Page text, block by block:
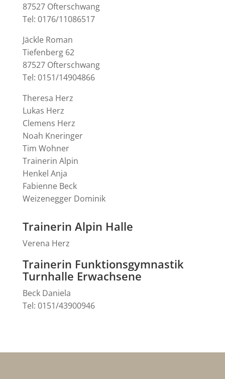
87527 Ofterschwang
Tel: 0176/11086517
Jäckle Roman
Tiefenberg 62
87527 Ofterschwang
Tel: 0151/14904866
Theresa Herz
Lukas Herz
Clemens Herz
Noah Kneringer
Tim Wohner
Trainerin Alpin
Henkel Anja
Fabienne Beck
Weizenegger Dominik
Trainerin Alpin Halle
Verena Herz
Trainerin Funktionsgymnastik
Turnhalle Erwachsene
Beck Daniela
Tel: 0151/43900946